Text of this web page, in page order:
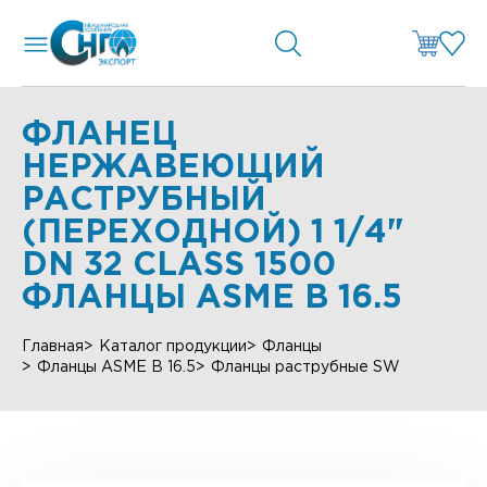
ФЛАНЕЦ
НЕРЖАВЕЮЩИЙ
РАСТРУБНЫЙ
(ПЕРЕХОДНОЙ) 1 1/4"
DN 32 CLASS 1500
ФЛАНЦЫ ASME B 16.5
Главная Каталог продукции
Фланцы
Фланцы ASME B 16.5
Фланцы раструбные SW